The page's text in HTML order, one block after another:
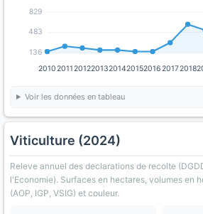
136
483
829
201020112012201320142015201620172018
Voir les données en tableau
Viticulture (2024)
Releve annuel des declarations de recolte
l'Economie). Surfaces en hectares, volumes en
(AOP, IGP, VSIG) et couleur.